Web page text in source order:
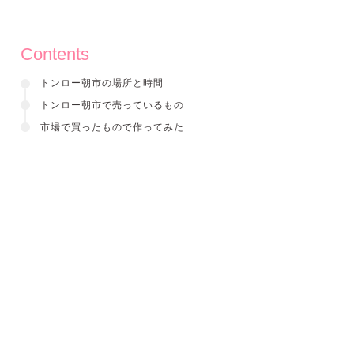
Contents
トンロー朝市の場所と時間
トンロー朝市で売っているもの
市場で買ったもので作ってみた